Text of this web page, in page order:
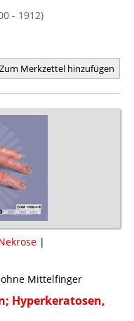
- 1912)
Zum Merkzettel hinzufügen
|
Mittelfinger
Hyperkeratosen,